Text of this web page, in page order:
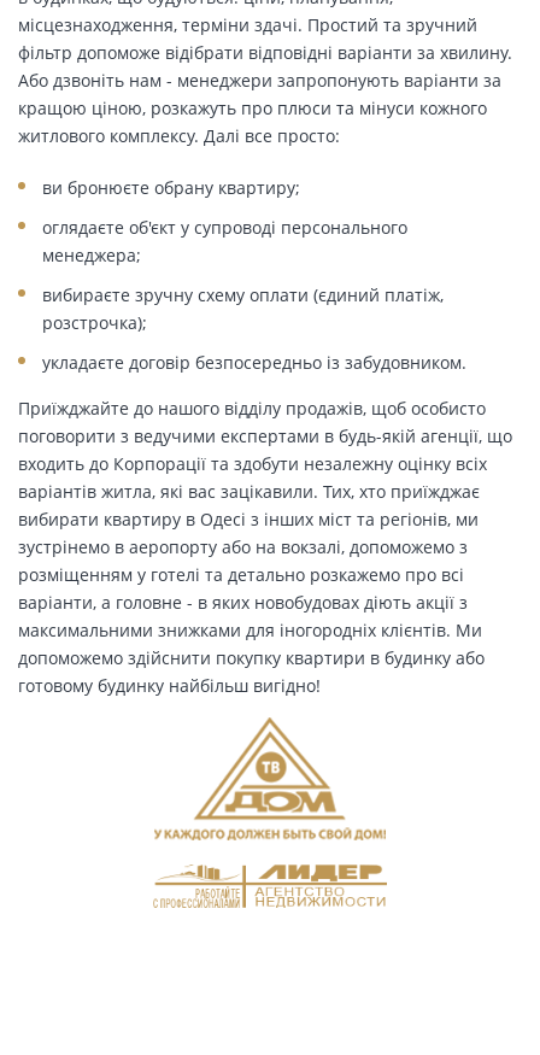
місцезнаходження, терміни здачі. Простий та зручний
фільтр допоможе відібрати відповідні варіанти за хвилину.
Або дзвоніть нам - менеджери запропонують варіанти за
кращою ціною, розкажуть про плюси та мінуси кожного
житлового комплексу. Далі все просто:
ви бронюєте обрану квартиру;
оглядаєте об'єкт у супроводі персонального
менеджера;
вибираєте зручну схему оплати (єдиний платіж,
розстрочка);
укладаєте договір безпосередньо із забудовником.
Приїжджайте до нашого відділу продажів, щоб особисто
поговорити з ведучими експертами в будь-якій агенції, що
входить до Корпорації та здобути незалежну оцінку всіх
варіантів житла, які вас зацікавили. Тих, хто приїжджає
вибирати квартиру в Одесі з інших міст та регіонів, ми
зустрінемо в аеропорту або на вокзалі, допоможемо з
розміщенням у готелі та детально розкажемо про всі
варіанти, а головне - в яких новобудовах діють акції з
максимальними знижками для іногородніх клієнтів. Ми
допоможемо здійснити покупку квартири в будинку або
готовому будинку найбільш вигідно!